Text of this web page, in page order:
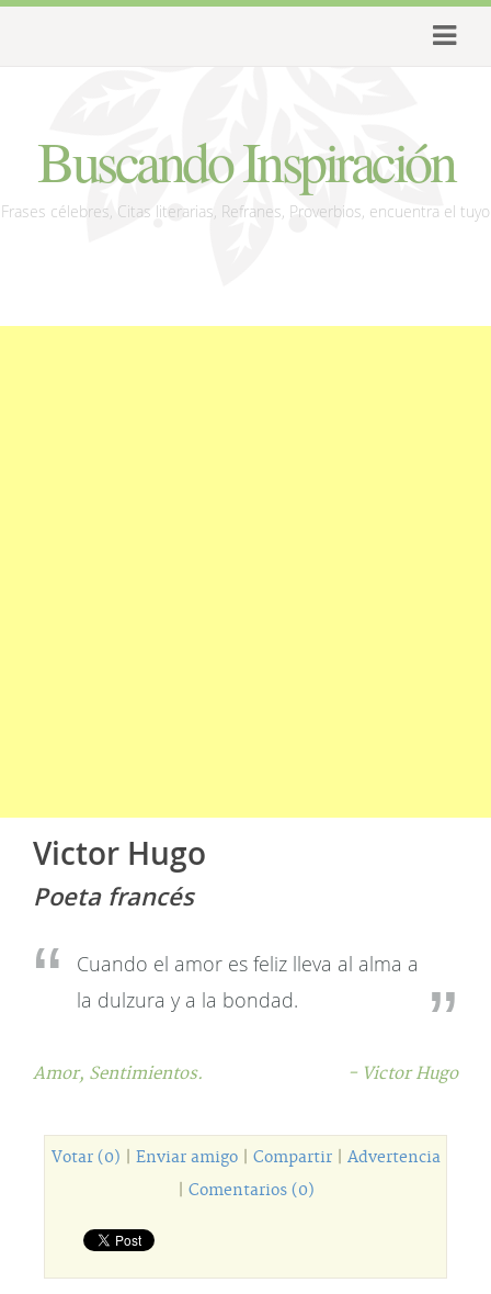
Buscando Inspiración
Frases célebres, Citas literarias, Refranes, Proverbios, encuentra el tuyo
Victor Hugo
Poeta francés
Cuando el amor es feliz lleva al alma a
la dulzura y a la bondad.
Amor, Sentimientos. - Victor Hugo
Votar (0) Enviar amigo| Compartir| Advertencia
Comentarios (0)